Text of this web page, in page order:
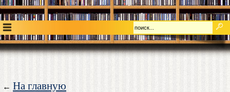
← На главную